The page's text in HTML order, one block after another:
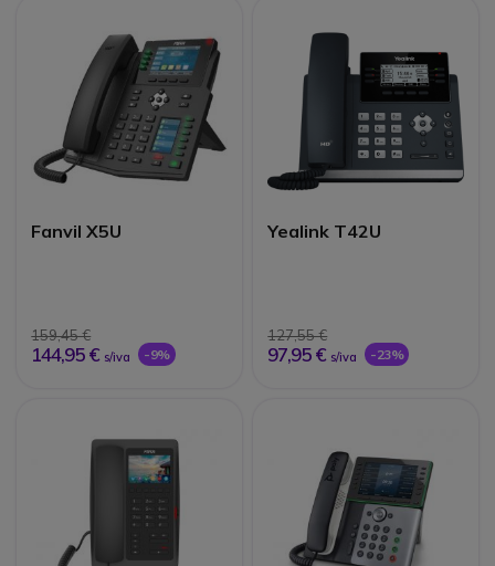
Fanvil X5U
159,45 €
144,95 € s/iva -9%
Yealink T42U
127,55 €
97,95 € s/iva -23%